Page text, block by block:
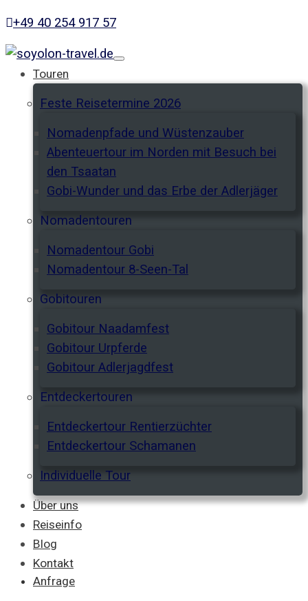
+49 40 254 917 57
Toggle navigation
Touren
Feste Reisetermine 2026
Nomadenpfade und Wüstenzauber
Abenteuertour im Norden mit Besuch bei
den Tsaatan
Gobi-Wunder und das Erbe der Adlerjäger
Nomadentouren
Nomadentour Gobi
Nomadentour 8-Seen-Tal
Gobitouren
Gobitour Naadamfest
Gobitour Urpferde
Gobitour Adlerjagdfest
Entdeckertouren
Entdeckertour Rentierzüchter
Entdeckertour Schamanen
Individuelle Tour
Über uns
Reiseinfo
Blog
Kontakt
Anfrage